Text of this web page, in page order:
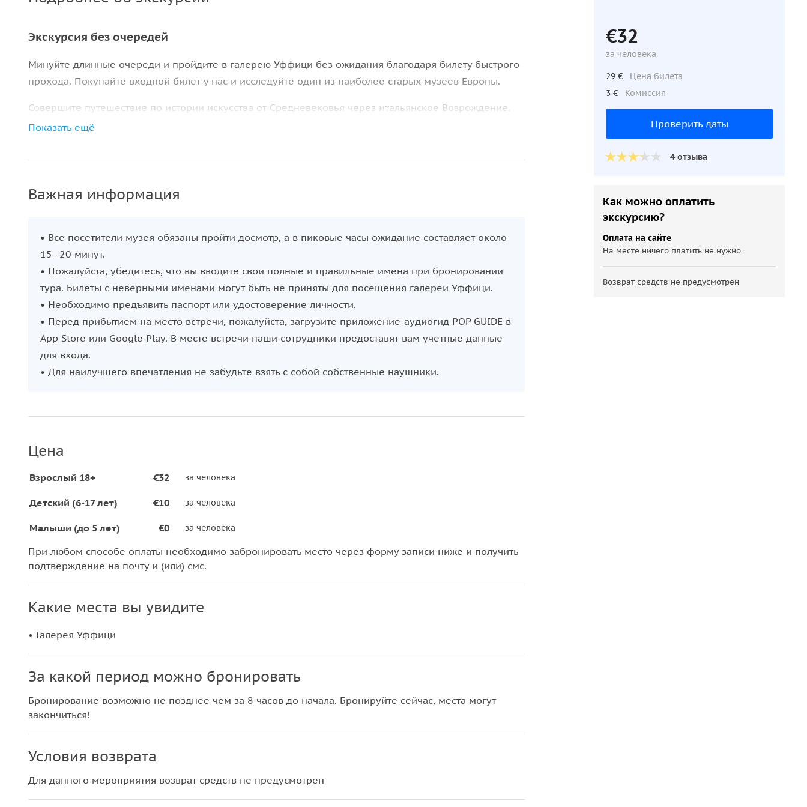
Экскурсия без очередей
Минуйте длинные очереди и пройдите в галерею Уффици без ожидания благодаря билету быстрого
прохода. Покупайте входной билет у нас и исследуйте один из наиболее старых музеев Европы.
Совершите путешествие по истории искусства от Средневековья через итальянское Возрождение.
Полюбуйтесь на такие шедевры, как «Рождение Венеры» Боттичелли, «Медуза» Караваджо и
выпейте эспрессо в кафе музея.
• Пожалуйста, обратите внимание, что все посетители музея должны пройти контроль безопасности.
минут.
Показать ещё
Важная информация
• Все посетители музея обязаны пройти досмотр, а в пиковые часы ожидание составляет около
15–20 минут.
• Пожалуйста, убедитесь, что вы вводите свои полные и правильные имена при бронировании
тура. Билеты с неверными именами могут быть не приняты для посещения галереи Уффици.
• Необходимо предъявить паспорт или удостоверение личности.
• Перед прибытием на место встречи, пожалуйста, загрузите приложение-аудиогид POP GUIDE в
App Store или Google Play. В месте встречи наши сотрудники предоставят вам учетные данные
для входа.
• Для наилучшего впечатления не забудьте взять с собой собственные наушники.
Цена
Взрослый 18+ €32 за человека
Детский (6-17 лет) €10 за человека
Малыши (до 5 лет) €0 за человека
При любом способе оплаты необходимо забронировать место через форму записи ниже и получить
подтверждение на почту и (или) смс.
Какие места вы увидите
• Галерея Уффици
За какой период можно бронировать
Бронирование возможно не позднее чем за 8 часов до начала. Бронируйте сейчас, места могут
закончиться!
Условия возврата
Для данного мероприятия возврат средств не предусмотрен
€32
за человека
29 €
Цена билета
3 €
Комиссия
Проверить даты
4 отзыва
Как можно оплатить
экскурсию?
Оплата на сайте
На месте ничего платить не нужно
Возврат средств не предусмотрен